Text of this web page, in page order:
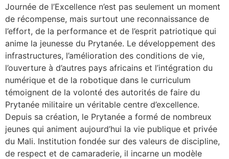
Journée de l’Excellence n’est pas seulement un moment
de récompense, mais surtout une reconnaissance de
l’effort, de la performance et de l’esprit patriotique qui
anime la jeunesse du Prytanée. Le développement des
infrastructures, l’amélioration des conditions de vie,
l’ouverture à d’autres pays africains et l’intégration du
numérique et de la robotique dans le curriculum
témoignent de la volonté des autorités de faire du
Prytanée militaire un véritable centre d’excellence.
Depuis sa création, le Prytanée a formé de nombreux
jeunes qui animent aujourd’hui la vie publique et privée
du Mali. Institution fondée sur des valeurs de discipline,
de respect et de camaraderie, il incarne un modèle